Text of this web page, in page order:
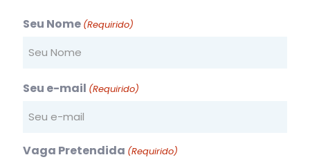
Seu Nome (Requirido)
Seu e-mail (Requirido)
Vaga Pretendida (Requirido)